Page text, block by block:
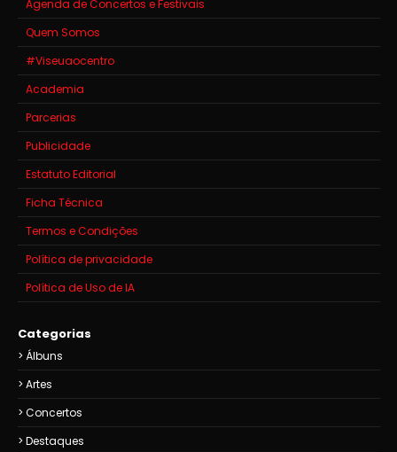
Agenda de Concertos e Festivais
Quem Somos
#Viseuaocentro
Academia
Parcerias
Publicidade
Estatuto Editorial
Ficha Técnica
Termos e Condições
Política de privacidade
Política de Uso de IA
Categorias
Álbuns
Artes
Concertos
Destaques